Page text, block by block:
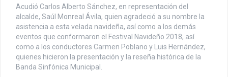
Acudió Carlos Alberto Sánchez, en representación del
alcalde, Saúl Monreal Ávila, quien agradeció a su nombre la
asistencia a esta velada navideña, así como a los demás
eventos que conformaron el Festival Navideño 2018, así
como a los conductores Carmen Poblano y Luis Hernández,
quienes hicieron la presentación y la reseña histórica de la
Banda Sinfónica Municipal.